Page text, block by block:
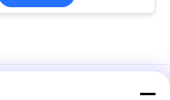
ド ギフトボックスを作る